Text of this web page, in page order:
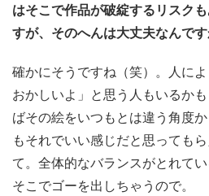
はそこで作品が破綻するリスク
すが、そのへんは大丈夫なんです
確かにそうですね（笑）。人に
おかしいよ」と思う人もいるか
ばその絵をいつもとは違う角度
もそれでいい感じだと思っても
て。全体的なバランスがとれて
そこでゴーを出しちゃうので。